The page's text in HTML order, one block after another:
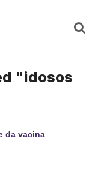
"idosos
da vacina